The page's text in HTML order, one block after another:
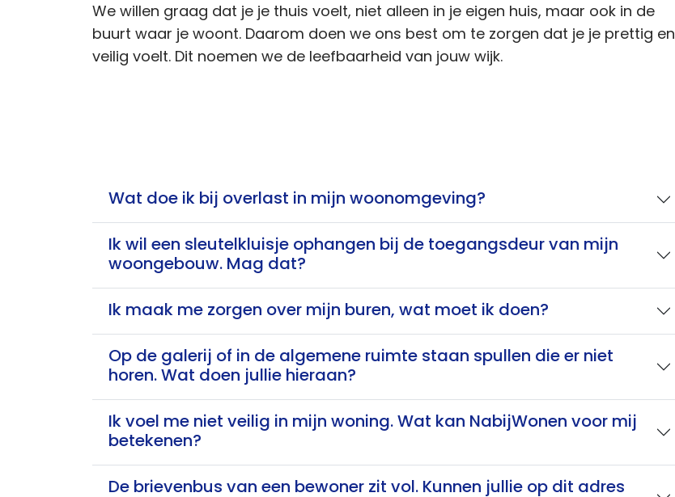
We willen graag dat je je thuis voelt, niet alleen in je eigen huis, maar ook in de
buurt waar je woont. Daarom doen we ons best om te zorgen dat je je prettig en
veilig voelt. Dit noemen we de leefbaarheid van jouw wijk.
Wat doe ik bij overlast in mijn woonomgeving?
Ik wil een sleutelkluisje ophangen bij de toegangsdeur van mijn
woongebouw. Mag dat?
Ik maak me zorgen over mijn buren, wat moet ik doen?
Op de galerij of in de algemene ruimte staan spullen die er niet
horen. Wat doen jullie hieraan?
Ik voel me niet veilig in mijn woning. Wat kan NabijWonen voor mij
betekenen?
De brievenbus van een bewoner zit vol. Kunnen jullie op dit adres